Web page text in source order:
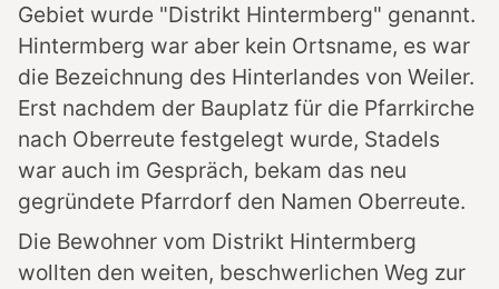
Gebiet wurde "Distrikt Hintermberg" genannt.
Hintermberg war aber kein Ortsname, es war
die Bezeichnung des Hinterlandes von Weiler.
Erst nachdem der Bauplatz für die Pfarrkirche
nach Oberreute festgelegt wurde, Stadels
war auch im Gespräch, bekam das neu
gegründete Pfarrdorf den Namen Oberreute.
Die Bewohner vom Distrikt Hintermberg
wollten den weiten, beschwerlichen Weg zur